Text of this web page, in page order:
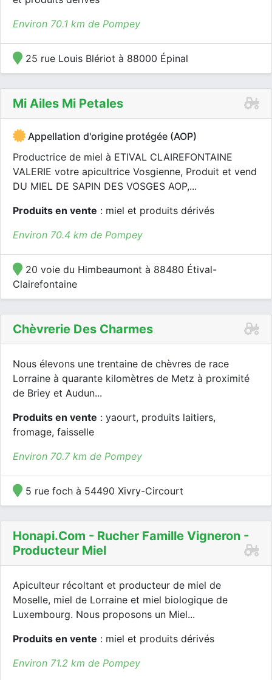
Environ 70.1 km de Pompey
25 rue Louis Blériot à 88000 Épinal
Mi Ailes Mi Petales
Appellation d'origine protégée (AOP)
Productrice de miel à ETIVAL CLAIREFONTAINE
VALERIE votre apicultrice Vosgienne, Produit et vend
DU MIEL DE SAPIN DES VOSGES AOP,...
Produits en vente : miel et produits dérivés
Environ 70.4 km de Pompey
20 voie du Himbeaumont à 88480 Étival-
Clairefontaine
Chèvrerie Des Charmes
Nous élevons une trentaine de chèvres de race
Lorraine à quarante kilomètres de Metz à proximité
de Briey et Audun...
Produits en vente : yaourt, produits laitiers,
fromage, faisselle
Environ 70.7 km de Pompey
5 rue foch à 54490 Xivry-Circourt
Honapi.com - Rucher Famille Vigneron -
Producteur Miel
Apiculteur récoltant et producteur de miel de
Moselle, miel de Lorraine et miel biologique de
Luxembourg. Nous proposons un Miel...
Produits en vente : miel et produits dérivés
Environ 71.2 km de Pompey